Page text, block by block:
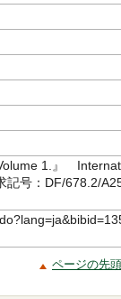
1.』
号：DF/678.2/
ページの先